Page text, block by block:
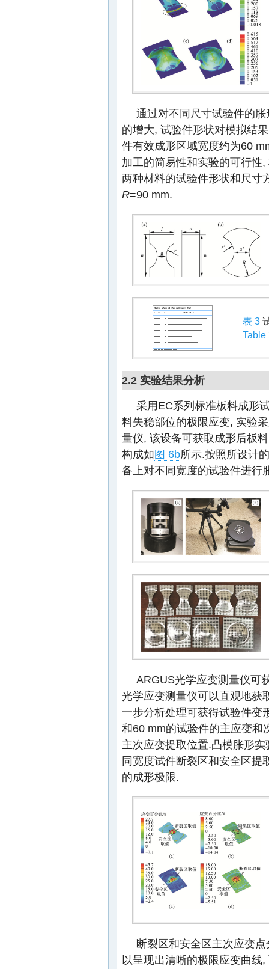
通过对不同尺寸试验件的
的增大, 试验件形状对模拟结
件有效成形区域宽度约为60
加工的简易性和实验的可行性
两种材料的试验件形状和尺寸
R=90 mm.
表 3
Table
2.2 实验结果分析
采用EC系列标准板料成形
料失稳部位的极限应变, 实验
量仪, 该设备可获取成形后板
构成如图 6b所示.按照所设计
备上对不同宽度的试验件进行
ARGUS光学应变测量仪可
光学应变测量仪可以直观地获
一步分析处理可获得试验件变
和60 mm的试验件的主应变和
主次应变提取位置.凸模胀形
同宽度试件断裂区和安全区提
的成形极限.
断裂区和安全区主次应变点
以呈现出清晰的极限应变曲线